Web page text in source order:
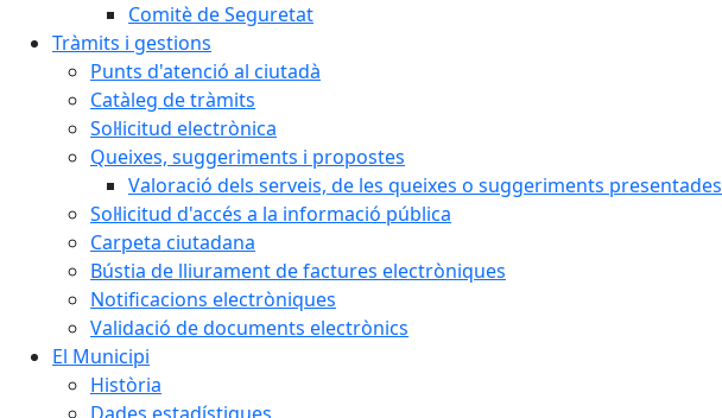
Comitè de Seguretat
Tràmits i gestions
Punts d'atenció al ciutadà
Catàleg de tràmits
Sol·licitud electrònica
Queixes, suggeriments i propostes
Valoració dels serveis, de les queixes o suggeriments presentades
Sol·licitud d'accés a la informació pública
Carpeta ciutadana
Bústia de lliurament de factures electròniques
Notificacions electròniques
Validació de documents electrònics
El Municipi
Història